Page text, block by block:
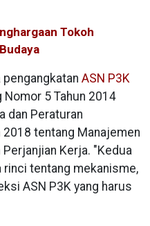
Tokoh
ASN P3K
Nomor 5 Tahun 2014
dan Peraturan
2018 tentang Manajemen
Kerja. "Kedua
tentang mekanisme,
ASN P3K yang harus